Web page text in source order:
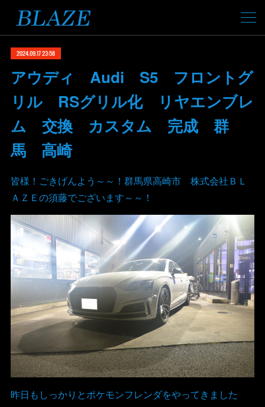
2024.09.17 23:58
アウディ Audi S5 フロントグ
リル RSグリル化 リヤエンブレ
ム 交換 カスタム 完成 群
馬 高崎
皆様！ごきげんよう～～！群馬県高崎市 株式会社ＢＬ
ＡＺＥの須藤でございます～～！
昨日もしっかりとポケモンフレンダをやってきました